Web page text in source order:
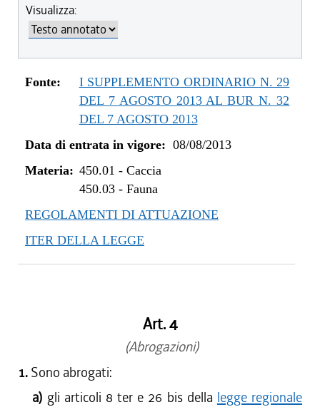
Visualizza:
Fonte:
I SUPPLEMENTO ORDINARIO N. 29
DEL 7 AGOSTO 2013 AL BUR N. 32
DEL 7 AGOSTO 2013
Data di entrata in vigore: 08/08/2013
Materia: 450.01 - Caccia
450.03- Fauna
REGOLAMENTI DI ATTUAZIONE
ITER DELLA LEGGE
Art. 4
(Abrogazioni)
1. Sono abrogati:
a) gli articoli 8 ter e 26 bis della legge regionale